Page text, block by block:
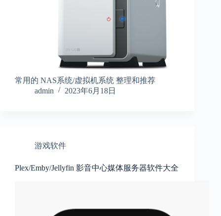
常用的 NAS系统/虚拟机系统 整理和推荐
admin
2023年6月18日
游戏软件
Plex/Emby/Jellyfin 影音中心媒体服务器软件大全